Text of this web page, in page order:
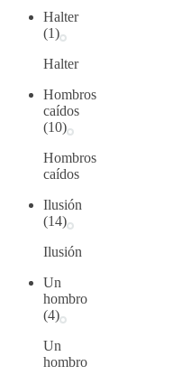
Halter
(1)
Halter
Hombros
caídos
(10)
Hombros
caídos
Ilusión
(14)
Ilusión
Un
hombro
(4)
Un
hombro